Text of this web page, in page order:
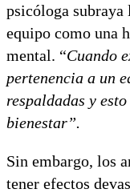
psicóloga
equipo como una
mental. “Cuando
pertenencia a un
respaldadas y
bienestar”.
Sin embargo, los
tener efectos